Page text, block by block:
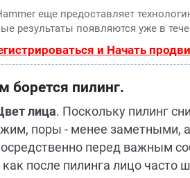
еще предоставляет
результаты появляются уже в
и Начать
борется пилинг.
лица. Поскольку пилинг
поры - менее заметными,
перед важным
как после пилинга лицо часто